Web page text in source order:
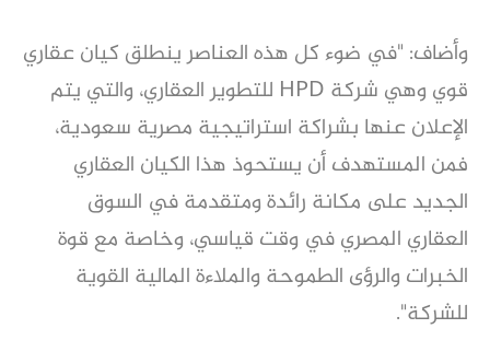
وأضاف: "في ضوء كل هذه العناصر ينطلق كيان عقاري
قوي وهي شركة HPD للتطوير العقاري، والتي يتم
الإعلان عنها بشراكة استراتيجية مصرية سعودية،
فمن المستهدف أن يستحوذ هذا الكيان العقاري
الجديد على مكانة رائدة ومتقدمة في السوق
العقاري المصري في وقت قياسي، وخاصة مع قوة
الخبرات والرؤى الطموحة والملاءة المالية القوية
للشركة".